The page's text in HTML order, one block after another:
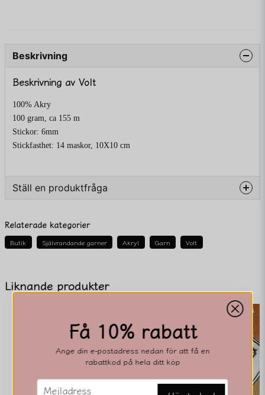
Liknande produkter
Beskrivning
Beskrivning av Volt
100% Akry
100 gram, ca 155 m
Stickor: 6mm
Stickfasthet: 14 maskor, 10X10 cm
Ställ en produktfråga
Fråga oss något om denna produkten...
Namn
Ja, ni får publicera min fråga
Relaterade kategorier
Butik Självrandande garner Akryl Garn Volt
Få 10% rabatt
Ange din e-postadress nedan för att få en
rabattkod på hela ditt köp
email
Mejladress